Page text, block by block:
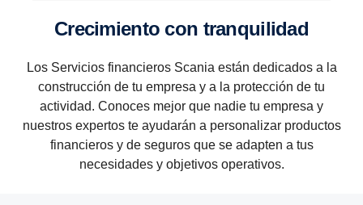
Creci­miento con tranqui­lidad
Los Servicios financieros Scania están dedicados a la
construcción de tu empresa y a la protección de tu
actividad. Conoces mejor que nadie tu empresa y
nuestros expertos te ayudarán a personalizar productos
financieros y de seguros que se adapten a tus
necesidades y objetivos operativos.